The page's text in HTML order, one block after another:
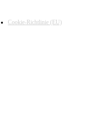
Cookie-Richtlinie (EU)